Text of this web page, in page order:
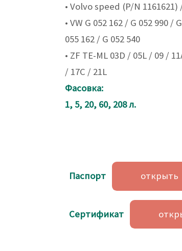
• Volvo speed (P/N 1161621)
• VW G 052 162 / G 052 990 /
055 162 / G 052 540
• ZF TE-ML 03D / 05L / 09 /
/ 17C / 21L
Фасовка:
1, 5, 20, 60, 208 л.
Паспорт открыть
Сертификат